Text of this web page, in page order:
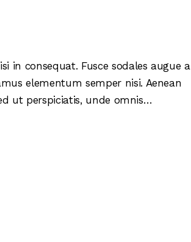
in consequat. Fusce sodales augue a
elementum semper nisi. Aenean
ut perspiciatis, unde omnis…